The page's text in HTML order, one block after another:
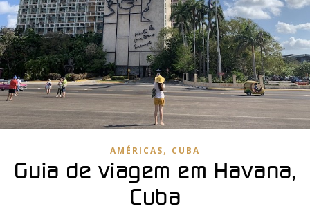
AMÉRICAS, CUBA
Guia de viagem em Havana,
Cuba